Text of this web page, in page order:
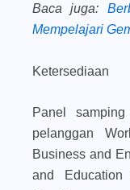
Baca juga:
Mempelajari
Ketersediaan
Panel
pelanggan
Business and
and